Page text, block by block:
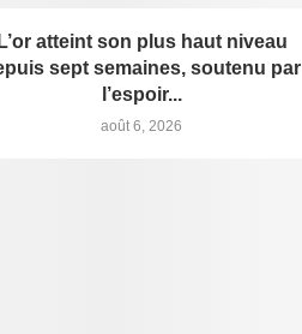
atteint son plus haut niveau
sept semaines, soutenu par
l’espoir...
août 6, 2026